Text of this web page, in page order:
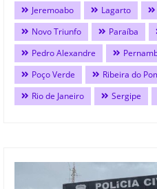
Jeremoabo
Lagarto
Novo Triunfo
Paraíba
Pedro Alexandre
Poço Verde
Ribeira do
Rio de Janeiro
Sergipe